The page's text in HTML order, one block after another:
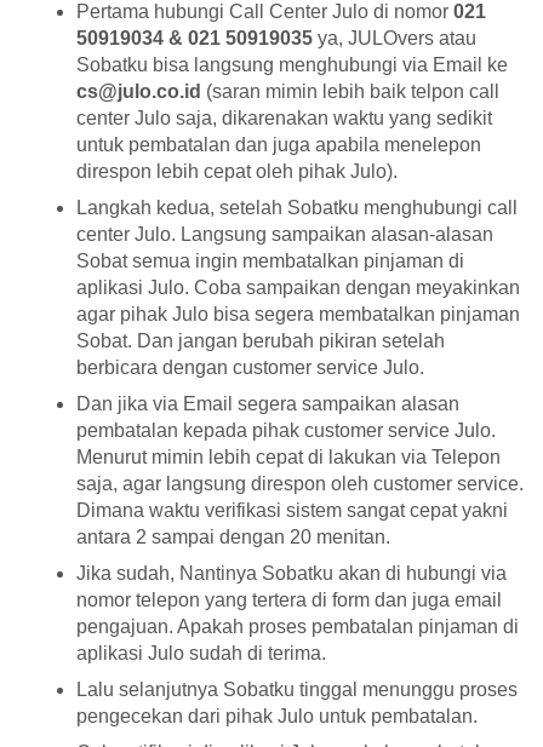
Pertama hubungi Call Center Julo di nomor 021
50919034 & 021 50919035 ya, JULOvers atau
Sobatku bisa langsung menghubungi via Email ke
cs@julo.co.id (saran mimin lebih baik telpon call
center Julo saja, dikarenakan waktu yang sedikit
untuk pembatalan dan juga apabila menelepon
direspon lebih cepat oleh pihak Julo).
Langkah kedua, setelah Sobatku menghubungi call
center Julo. Langsung sampaikan alasan-alasan
Sobat semua ingin membatalkan pinjaman di
aplikasi Julo. Coba sampaikan dengan meyakinkan
agar pihak Julo bisa segera membatalkan pinjaman
Sobat. Dan jangan berubah pikiran setelah
berbicara dengan customer service Julo.
Dan jika via Email segera sampaikan alasan
pembatalan kepada pihak customer service Julo.
Menurut mimin lebih cepat di lakukan via Telepon
saja, agar langsung direspon oleh customer service.
Dimana waktu verifikasi sistem sangat cepat yakni
antara 2 sampai dengan 20 menitan.
Jika sudah, Nantinya Sobatku akan di hubungi via
nomor telepon yang tertera di form dan juga email
pengajuan. Apakah proses pembatalan pinjaman di
aplikasi Julo sudah di terima.
Lalu selanjutnya Sobatku tinggal menunggu proses
pengecekan dari pihak Julo untuk pembatalan.